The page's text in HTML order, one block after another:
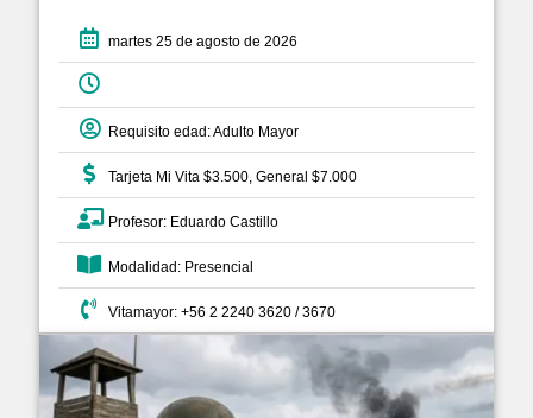
martes 25 de agosto de 2026
Requisito edad: Adulto Mayor
Tarjeta Mi Vita $3.500, General $7.000
Profesor: Eduardo Castillo
Modalidad: Presencial
Vitamayor: +56 2 2240 3620 / 3670